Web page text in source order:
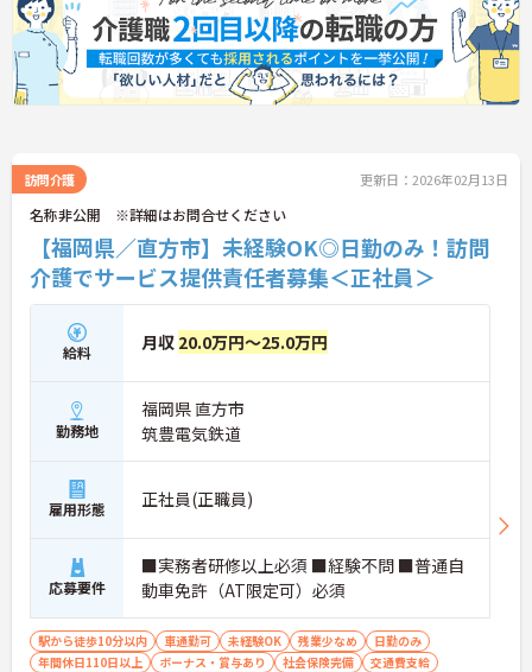
訪問介護 更新日：2026年02月13日
名称非公開 ※詳細はお問合せください
【福岡県／直方市】未経験OK◎日勤のみ！訪問
介護でサービス提供責任者募集＜正社員＞
給料 月収 20.0万円～25.0万円
勤務地
福岡県 直方市
筑豊電気鉄道
雇用形態 正社員(正職員)
応募要件
■実務者研修以上必須 ■経験不問 ■普通自
動車免許（AT限定可）必須
駅から徒歩10分以内 車通勤可 未経験OK 残業少なめ
日勤のみ
年間休日110日以上
ボーナス・賞与あり 社会保険完備 交通費支給